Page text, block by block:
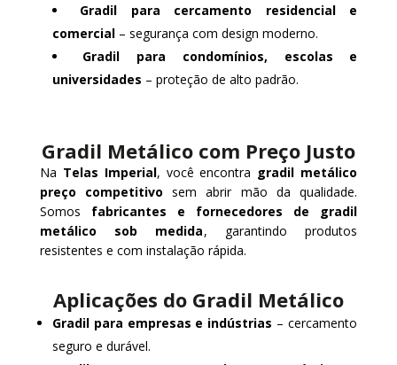
Gradil para cercamento residencial e
comercial– segurança com design moderno.
Gradil para condomínios, escolas e
universidades – proteção de alto padrão.
Gradil Metálico com Preço Justo
Na Telas Imperial, você encontra gradil metálico
preço competitivo sem abrir mão da qualidade.
Somos fabricantes e fornecedores de gradil
metálico sob medida, garantindo produtos
resistentes e com instalação rápida.
Aplicações do Gradil Metálico
Gradil para empresas e indústrias – cercamento
seguro e durável.